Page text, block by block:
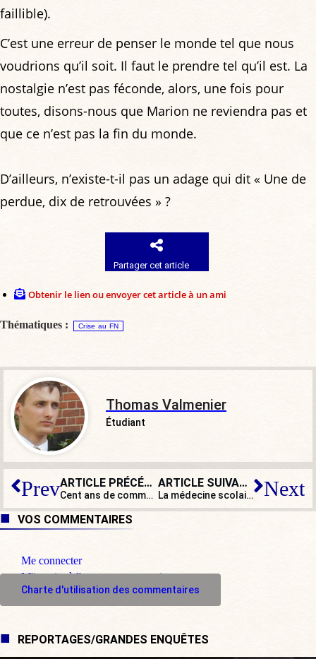
faillible).
C’est une erreur de penser le monde tel que nous
voudrions qu’il soit. Il faut le prendre tel qu’il est. La
nostalgie n’est pas féconde, alors, une fois pour
toutes, disons-nous que Marion ne reviendra pas et
que ce n’est pas la fin du monde.
D’ailleurs, n’existe-t-il pas un adage qui dit « Une de
perdue, dix de retrouvées » ?
Partager cet article
Obtenir le lien ou envoyer cet article à un ami
Thématiques : Crise au FN
Thomas Valmenier
Étudiant
Prev ARTICLE PRÉCÉDENT
Cent ans de communisme et cent millions de morts !
ARTICLE SUIVANT
La médecine scolaire, une médecine à la dérive Next
VOS COMMENTAIRES
Me connecter
M'inscrire à l'espace commentaire
Charte d'utilisation des commentaires
REPORTAGES/GRANDES ENQUÊTES